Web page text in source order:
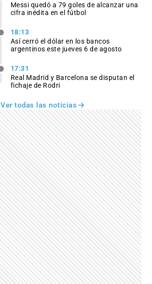
Messi quedó a 79 goles de alcanzar una
cifra inédita en el fútbol
18:13
Así cerró el dólar en los bancos
argentinos este jueves 6 de agosto
17:31
Real Madrid y Barcelona se disputan el
fichaje de Rodri
Ver todas las noticias